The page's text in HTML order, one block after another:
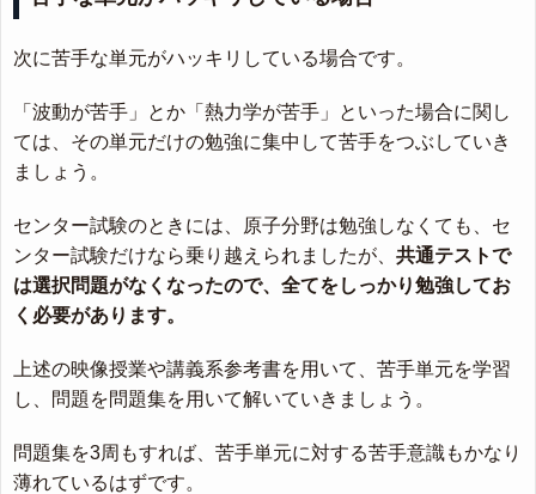
次に苦手な単元がハッキリしている場合です。
「波動が苦手」とか「熱力学が苦手」といった場合に関し
ては、その単元だけの勉強に集中して苦手をつぶしていき
ましょう。
センター試験のときには、原子分野は勉強しなくても、セ
ンター試験だけなら乗り越えられましたが、 共通テストで
は選択問題がなくなったので、全てをしっかり勉強してお
く必要があります。
上述の映像授業や講義系参考書を用いて、苦手単元を学習
し、問題を問題集を用いて解いていきましょう。
問題集を3周もすれば、苦手単元に対する苦手意識もかなり
薄れているはずです。